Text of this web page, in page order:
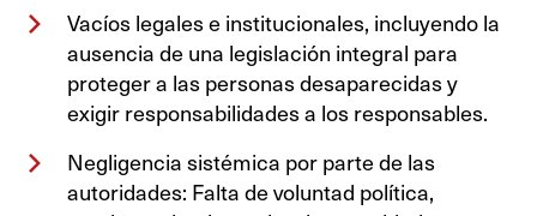
Vacíos legales e institucionales, incluyendo la
ausencia de una legislación integral para
proteger a las personas desaparecidas y
exigir responsabilidades a los responsables.
Negligencia sistémica por parte de las
autoridades: Falta de voluntad política,